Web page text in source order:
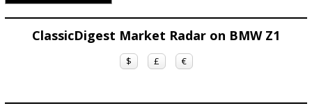
ClassicDigest Market Radar on BMW Z1
$ £ €